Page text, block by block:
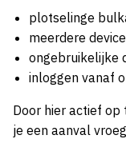
plotselinge
meerdere
ongebruikelijke
inloggen vanaf
Door hier actief op
je een aanval